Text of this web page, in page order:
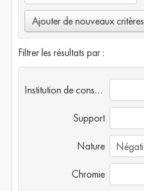
Ajouter de nouveaux critères
Filtrer les résultats par :
Institution de conservation
Support
Nature
Chromie